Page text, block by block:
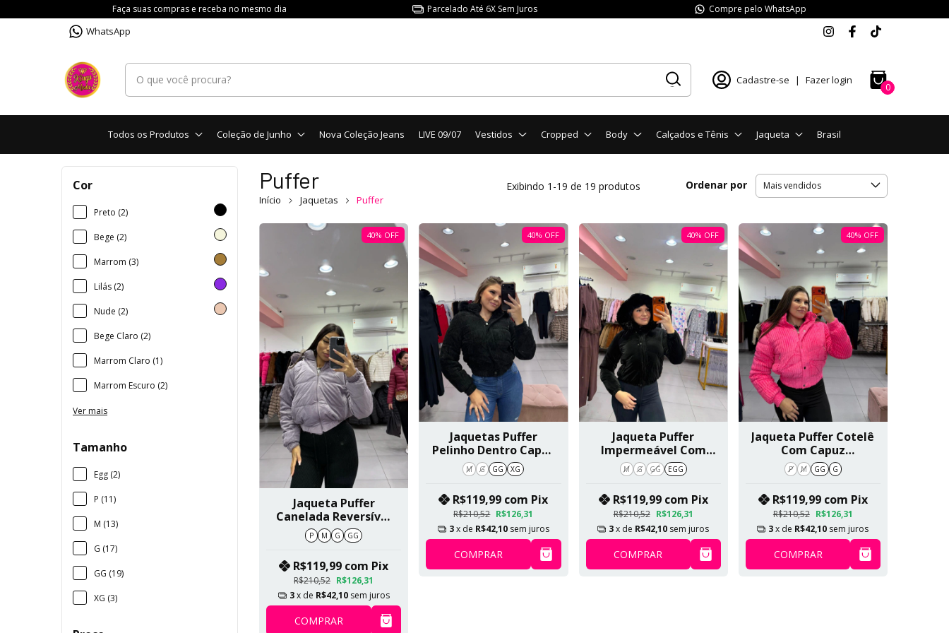
Faça suas compras e receba no mesmo dia Parcelado Até 6X Sem Juros Compre pelo WhatsApp
WhatsApp
Cadastre-se | Fazer login
0
Todos os Produtos Coleção de Junho Nova Coleção Jeans LIVE 09/07 Vestidos Cropped Body Calçados e Tênis Jaqueta Brasil
Cor
Preto (2)
Bege (2)
Marrom (3)
Lilás (2)
Nude (2)
Bege Claro (2)
Marrom Claro (1)
Marrom Escuro (2)
Ver mais
Tamanho
Egg (2)
P (11)
M (13)
G (17)
GG (19)
XG (3)
Puffer
Início Jaquetas Puffer
Exibindo 1-19 de 19 produtos Ordenar por
40% OFF
Jaqueta Puffer
Canelada Reversível
Com Capuz
Removível Lilás SKU
P M G GG
R$210,52 R$126,31
R$119,99 com Pix
3x de R$42,10 sem juros
COMPRAR
40% OFF
Jaquetas Puffer
Pelinho Dentro Capuz
Removível Preto SKU
168
M G GG XG
R$210,52 R$126,31
R$119,99 com Pix
3x de R$42,10 sem juros
COMPRAR
40% OFF
Jaqueta Puffer
Impermeável Com
Pelo Dentro E Capuz
Removível Preto SKU
M G GG EGG
R$210,52 R$126,31
R$119,99 com Pix
3x de R$42,10 sem juros
COMPRAR
40% OFF
Jaqueta Puffer Cotelê
Com Capuz
Removível E
Apeliciada Por Dentro
Botão Prata Rosa
Pink SKU 358
P M GG G
R$210,52 R$126,31
R$119,99 com Pix
3x de R$42,10 sem juros
COMPRAR